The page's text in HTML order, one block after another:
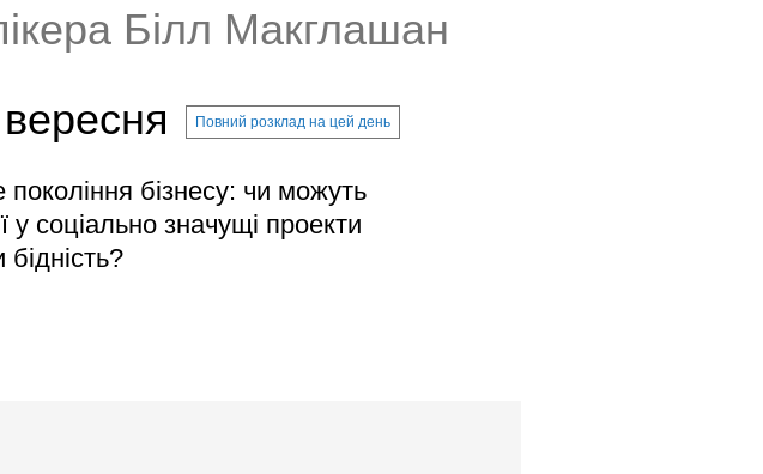
Білл Макглашан
Повний розклад на цей день
покоління бізнесу: чи можуть
у соціально значущі проекти